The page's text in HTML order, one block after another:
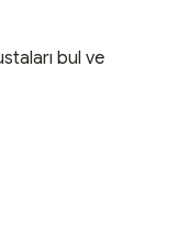
bul ve